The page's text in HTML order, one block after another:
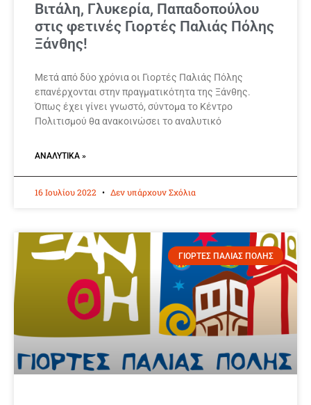
Βιτάλη, Γλυκερία, Παπαδοπούλου
στις φετινές Γιορτές Παλιάς Πόλης
Ξάνθης!
Μετά από δύο χρόνια οι Γιορτές Παλιάς Πόλης
επανέρχονται στην πραγματικότητα της Ξάνθης.
Όπως έχει γίνει γνωστό, σύντομα το Κέντρο
Πολιτισμού θα ανακοινώσει το αναλυτικό
ΑΝΑΛΥΤΙΚΆ »
16 Ιουλίου 2022 Δεν υπάρχουν Σχόλια
ΓΙΟΡΤΕΣ ΠΑΛΙΑΣ ΠΟΛΗΣ